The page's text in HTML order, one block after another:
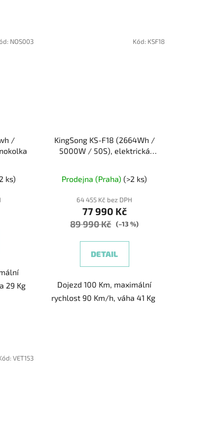
/
ks)
29 Kg
NOS003
KingSong KS-F18 (2664Wh /
5000W / 50S), elektrická
Prodejna (Praha)(>2 ks)
64 455 Kč bez DPH
77 990 Kč
89 990 Kč (–13 %)
DETAIL
Dojezd 100 Km, maximální
rychlost 90 Km/h, váha 41 Kg
Kód: KSF18
VET153